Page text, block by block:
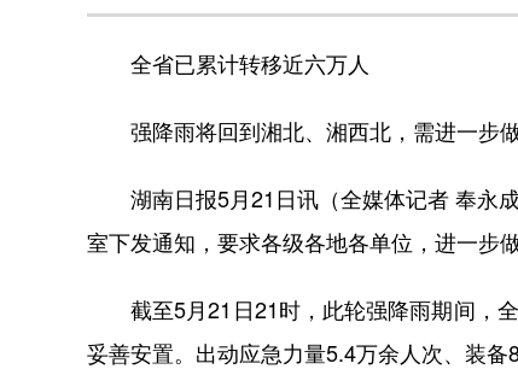
全省已累计转移近六万人
强降雨将回到湘北、湘西北，需进一步
湖南日报5月21日讯（全媒体记者 奉永成
室下发通知，要求各级各地各单位，进一步
截至5月21日21时，此轮强降雨期间，全
妥善安置。出动应急力量5.4万余人次、装